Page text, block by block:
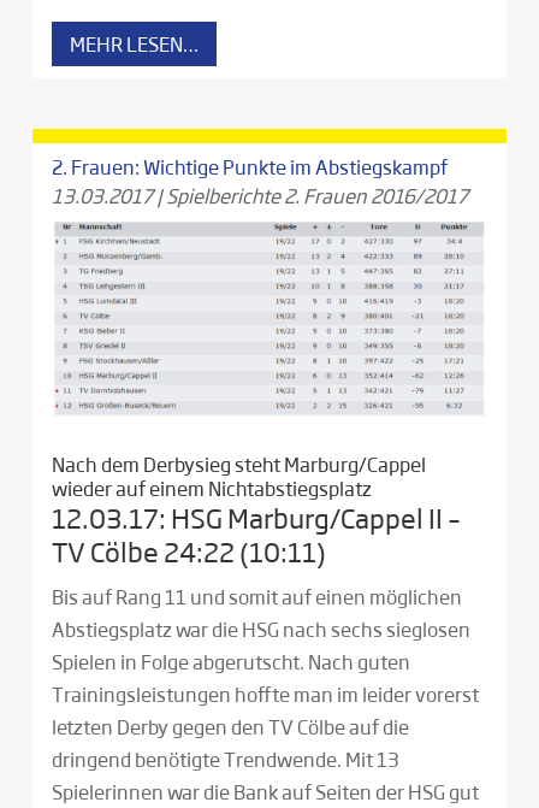
MEHR LESEN…
2. Frauen: Wichtige Punkte im Abstiegskampf
13.03.2017|Spielberichte 2. Frauen 2016/2017
Nach dem Derbysieg steht Marburg/Cappel
wieder auf einem Nichtabstiegsplatz
12.03.17: HSG Marburg/Cappel II –
TV Cölbe 24:22 (10:11)
Bis auf Rang 11 und somit auf einen möglichen
Abstiegsplatz war die HSG nach sechs sieglosen
Spielen in Folge abgerutscht. Nach guten
Trainingsleistungen hoffte man im leider vorerst
letzten Derby gegen den TV Cölbe auf die
dringend benötigte Trendwende. Mit 13
Spielerinnen war die Bank auf Seiten der HSG gut